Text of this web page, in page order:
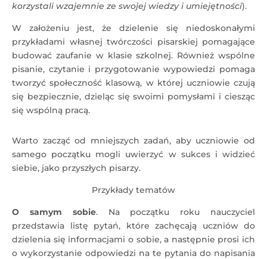
korzystali wzajemnie ze swojej wiedzy i umiejętności).
W założeniu jest, że dzielenie się niedoskonałymi
przykładami własnej twórczości pisarskiej pomagające
budować zaufanie w klasie szkolnej. Również wspólne
pisanie, czytanie i przygotowanie wypowiedzi pomaga
tworzyć społeczność klasową, w której uczniowie czują
się bezpiecznie, dzieląc się swoimi pomysłami i ciesząc
się wspólną pracą.
Warto zacząć od mniejszych zadań, aby uczniowie od
samego początku mogli uwierzyć w sukces i widzieć
siebie, jako przyszłych pisarzy.
Przykłady tematów
O samym sobie. Na początku roku nauczyciel
przedstawia listę pytań, które zachęcają uczniów do
dzielenia się informacjami o sobie, a następnie prosi ich
o wykorzystanie odpowiedzi na te pytania do napisania